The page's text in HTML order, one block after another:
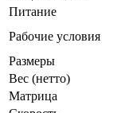
Питание
Рабочие условия
Размеры
Вес (нетто)
Матрица